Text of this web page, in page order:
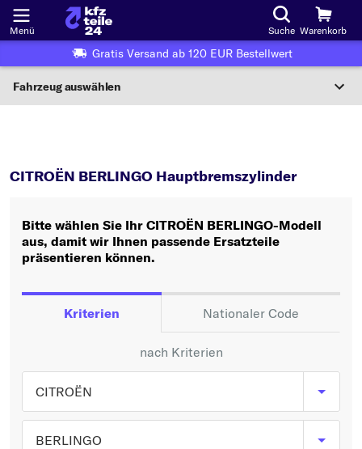
Menü Suche Warenkorb
Gratis Versand ab 120 EUR Bestellwert
Fahrzeug auswählen
Wo finde ich die?
Oder
Oder Fahrzeugauswahl nach Kriterien:
Hersteller wählen
Typ wählen
CITROËN BERLINGO Hauptbremszylinder
Bitte wählen Sie Ihr CITROËN BERLINGO-Modell
aus, damit wir Ihnen passende Ersatzteile
präsentieren können.
Kriterien Nationaler Code
nach Kriterien
CITROËN
BERLINGO